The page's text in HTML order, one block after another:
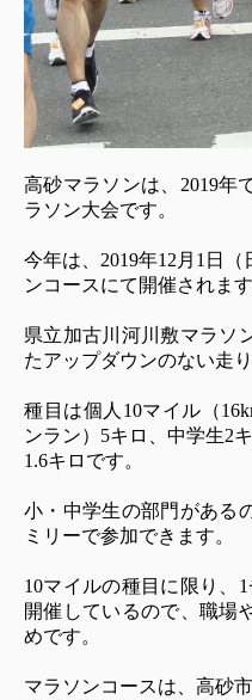
高砂マラソンは、2019年
ラソン大会です。
今年は、2019年12月1日
ンコースにて開催されます
県立加古川河川敷マラソ
たアップダウンのない走
種目は個人10マイル（
ンラン）5キロ、中学生2
1.6キロです。
小・中学生の部門がある
ミリーで参加できます。
10マイルの種目に限り、
開催しているので、職場
めです。
マラソンコースは、高砂